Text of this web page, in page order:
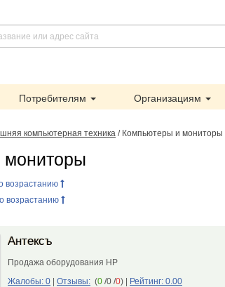
Потребителям Организациям
компьютерная техника / Компьютеры и мониторы
возрастанию
возрастанию
Антексъ
Продажа оборудования HP
Жалобы: 0
Отзывы: (0 /0 /0) Рейтинг: 0.00